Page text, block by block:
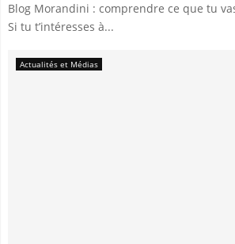
Blog Morandini : comprendre ce que tu
Si tu t’intéresses à...
Actualités et Médias